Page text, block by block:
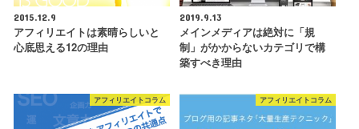
2015.12.9
アフィリエイトは素晴らしいと
心底思える12の理由
2019.9.13
メインメディアは絶対に「規
制」がかからないカテゴリで構
築すべき理由
アフィリエイトコラム アフィリエイトコラム